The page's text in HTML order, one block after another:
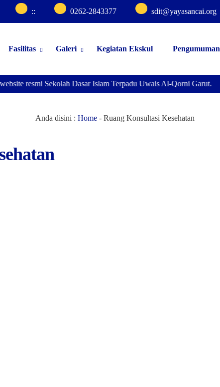
:: 0262-2843377 sdit@yayasancai.org
Fasilitas Galeri Kegiatan Ekskul Pengumuman
resmi Sekolah Dasar Islam Terpadu Uwais Al-Qorni Garut.
Anda disini : Home - Ruang Konsultasi Kesehatan